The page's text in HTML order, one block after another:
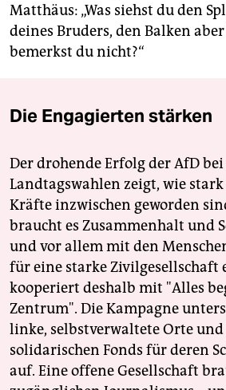
Matthäus: „Was siehst du den
deines Bruders, den Balken
bemerkst du nicht?“
Die Engagierten stärken
Der drohende Erfolg der AfD
Landtagswahlen zeigt, wie
Kräfte inzwischen geworden
braucht es Zusammenhalt und
und vor allem mit den
für eine starke Zivilgesellschaft
kooperiert deshalb mit "Alles
Zentrum". Die Kampagne
linke, selbstverwaltete Orte
solidarischen Fonds für deren
auf. Eine offene Gesellschaft